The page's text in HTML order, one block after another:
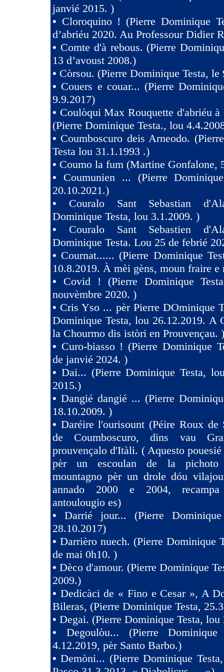
janvié 2015. )
• Cloroquino ! (Pierre Dominique
d’abriéu 2020. Au Professour Didier
• Comte d'à rebous. (Pierre
13 d’avoust 2008.)
• Còrsou. (Pierre Dominique Testa, le
• Couers e couar... (Pierre
9.9.2017)
• Coulòqui Max Rouquette d'abriéu
(Pierre Dominique Testa., lou
• Coumboscuro deis Arneodo.
Testa lou 31.1.1993 .)
• Coumo la fum (Martine Gonfalone,
• Coumunien ... (Pierre
20.10.2021.)
• Couralo Sant Sebastian
Dominique Testa, lou 3.1.2009. )
• Couralo Sant Sebastien
Dominique Testa. Lou 25 de febrié
• Cournat...... (Pierre Dominique
10.8.2019. À mèi gèns, moun fraire e
• Covid ! (Pierre Dominique
nouvèmbre 2020. )
• Cris Yso ... pèr Pierre DOminique
Dominique Testa, lou 26.12.2019. A
la Chourmo dis istòri en Prouvençau. )
• Curo-biasso ! (Pierre Dominique
de janvié 2024. )
• Dai... (Pierre Dominique Testa,
2015.)
• Dangié dangié ... (Pierre
18.10.2009. )
• Daréire l'ourisount (Péire Roux de
de Coumboscuro, dins vau
prouvençalo d'Itàli. ( Aquesto
pèr un escoulan de la pichoto
mountagno pèr un drole dóu
annado 2000 e 2004,
antoulougio es)
• Darrié jour... (Pierre
28.10.2017)
• Darrièro nuech. (Pierre Dominique
de mai 0h10. )
• Dèco d'amour. (Pierre Dominique
2009.)
• Dedicàci de « Fino e Cesar », A
Bileras, (Pierre Dominique Testa,
• Degai. (Pierre Dominique Testa, lou
• Degoulòu... (Pierre
4.12.2019, pèr Santo Barbo.)
•Demòni... (Pierre Dominique